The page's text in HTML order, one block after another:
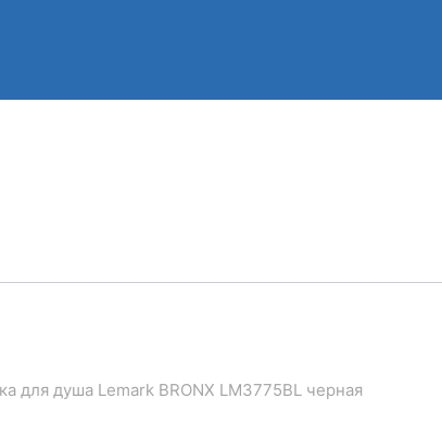
для душа Lemark BRONX LM3775BL черная